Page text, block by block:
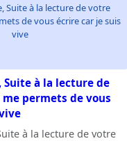
Suite à la lecture de votre
de vous écrire car je suis
vive
Suite à la lecture de
permets de vous
à la lecture de votre